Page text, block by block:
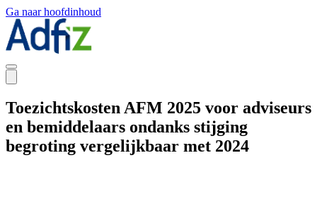
Ga naar hoofdinhoud
Toezichtskosten AFM 2025 voor adviseurs
en bemiddelaars ondanks stijging
begroting vergelijkbaar met 2024